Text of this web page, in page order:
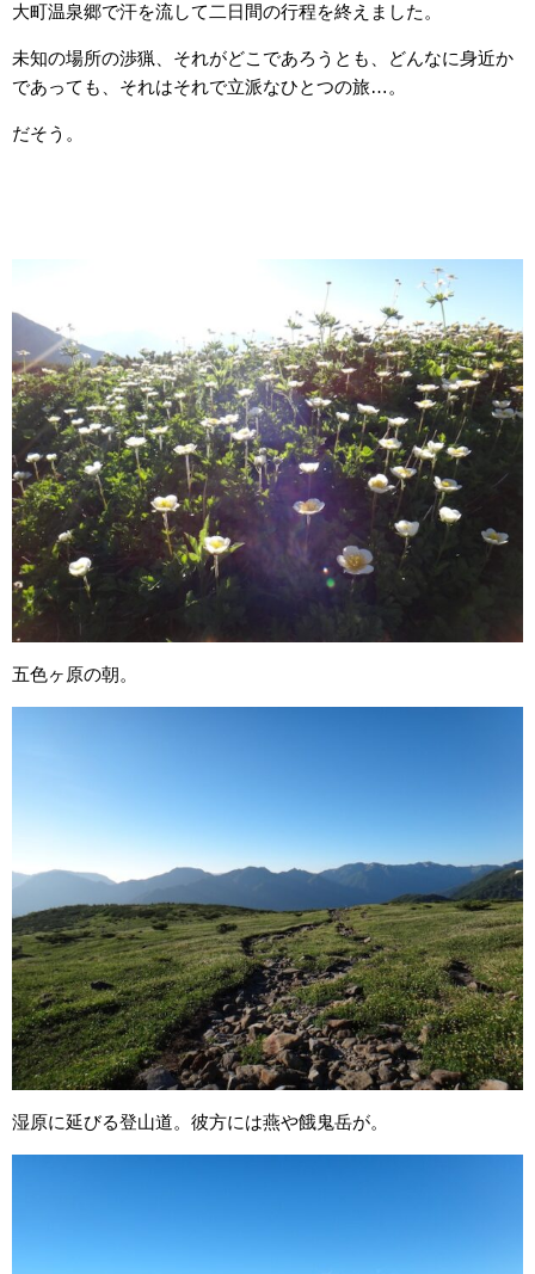
大町温泉郷で汗を流して二日間の行程を終えました。
未知の場所の渉猟、それがどこであろうとも、どんなに身近か
であっても、それはそれで立派なひとつの旅…。
だそう。
五色ヶ原の朝。
湿原に延びる登山道。彼方には燕や餓鬼岳が。